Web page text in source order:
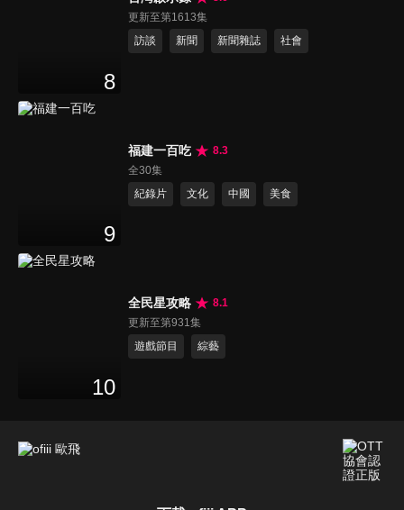
8
更新至第1613集
訪談
新聞 新聞雜誌 社會
9
福建一百吃
8.3
全30集
紀錄片
文化 中國 美食
10
全民星攻略
8.1
更新至第931集
遊戲節目
綜藝